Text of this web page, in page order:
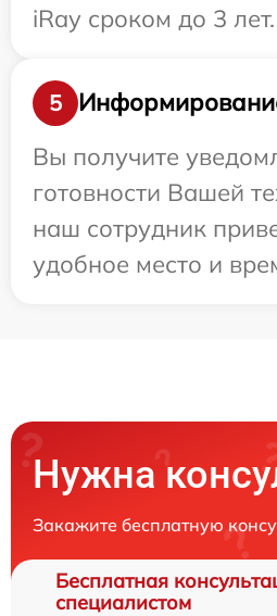
iRay сроком до 3 лет.
5
Вы получите
готовности Вашей
наш сотрудник
удобное место и
Нужна
Закажите бесплатную
Бесплатная
специалистом